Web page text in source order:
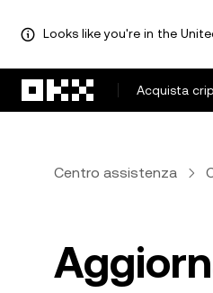
Looks like you're in the
Acquista
Centro assistenza